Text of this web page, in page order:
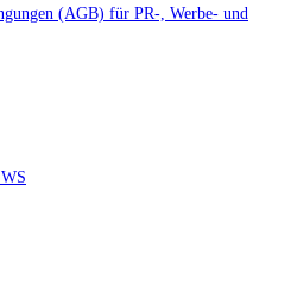
(AGB) für PR-, Werbe- und